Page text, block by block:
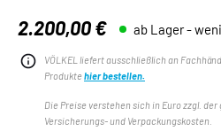
Regulärer Preis:
2.200,00 € ab Lager -
VÖLKEL liefert ausschließlich an
Produkte hier bestellen.
Die Preise verstehen sich in Euro zzgl. der
Versicherungs- und Verpackungskosten.